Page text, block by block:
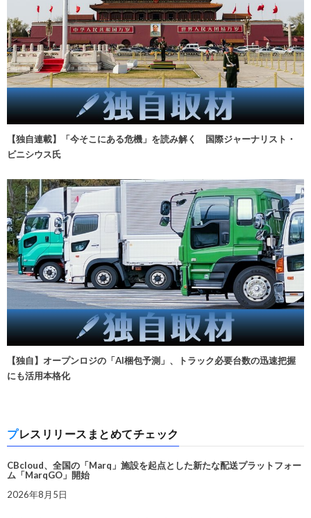
【独自連載】「今そこにある危機」を読み解く 国際ジャーナリスト・
ビニシウス氏
【独自】オープンロジの「AI梱包予測」、トラック必要台数の迅速把握
にも活用本格化
プレスリリースまとめてチェック
CBcloud、全国の「Marq」施設を起点とした新たな配送プラットフォー
ム「MarqGO」開始
2026年8月5日